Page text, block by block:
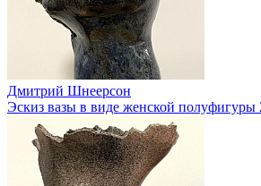
Дмитрий Шнеерсон
Эскиз вазы в виде женской полуфигуры